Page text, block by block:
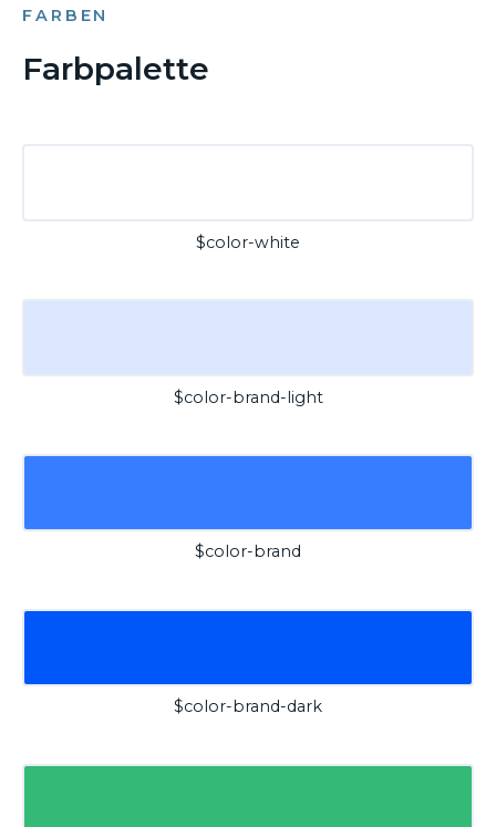
FARBEN
Farbpalette
$color-white
$color-brand-light
$color-brand
$color-brand-dark